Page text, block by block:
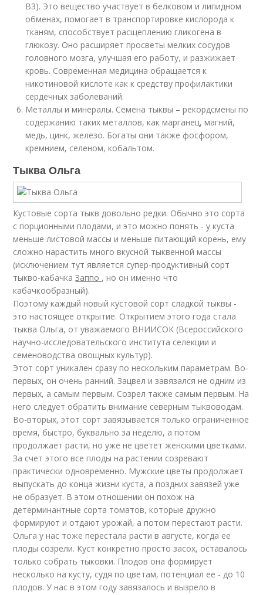
В3). Это вещество участвует в белковом и липидном
обменах, помогает в транспортировке кислорода к
тканям, способствует расщеплению гликогена в
глюкозу. Оно расширяет просветы мелких сосудов
головного мозга, улучшая его работу, и разжижает
кровь. Современная медицина обращается к
никотиновой кислоте как к средству профилактики
сердечных заболеваний.
Металлы и минералы. Семена тыквы – рекордсмены по
содержанию таких металлов, как марганец, магний,
медь, цинк, железо. Богаты они также фосфором,
кремнием, селеном, кобальтом.
Тыква Ольга
Кустовые сорта тыкв довольно редки. Обычно это сорта
с порционными плодами, и это можно понять - у куста
меньше листовой массы и меньше питающий корень, ему
сложно нарастить много вкусной тыквенной массы
(исключением тут является супер-продуктивный сорт
тыкво-кабачкаЗаппо , но он именно что
кабачкообразный).
Поэтому каждый новый кустовой сорт сладкой тыквы -
это настоящее открытие. Открытием этого года стала
тыква Ольга, от уважаемого ВНИИСОК (Всероссийского
научно-исследовательского института селекции и
семеноводства овощных культур).
Этот сорт уникален сразу по нескольким параметрам. Во-
первых, он очень ранний. Зацвел и завязался не одним из
первых, а самым первым. Созрел также самым первым. На
него следует обратить внимание северным тыквоводам.
Во-вторых, этот сорт завязывается только ограниченное
время, быстро, буквально за неделю, а потом
продолжает расти, но уже не цветет женскими цветками.
За счет этого все плоды на растении созревают
практически одновременно. Мужские цветы продолжает
выпускать до конца жизни куста, а поздних завязей уже
не образует. В этом отношении он похож на
детерминантные сорта томатов, которые дружно
формируют и отдают урожай, а потом перестают расти.
Ольга у нас тоже перестала расти в августе, когда ее
плоды созрели. Куст конкретно просто засох, оставалось
только собрать тыковки. Плодов она формирует
несколько на кусту, судя по цветам, потенциал ее - до 10
плодов. У нас в этом году завязалось и вызрело в